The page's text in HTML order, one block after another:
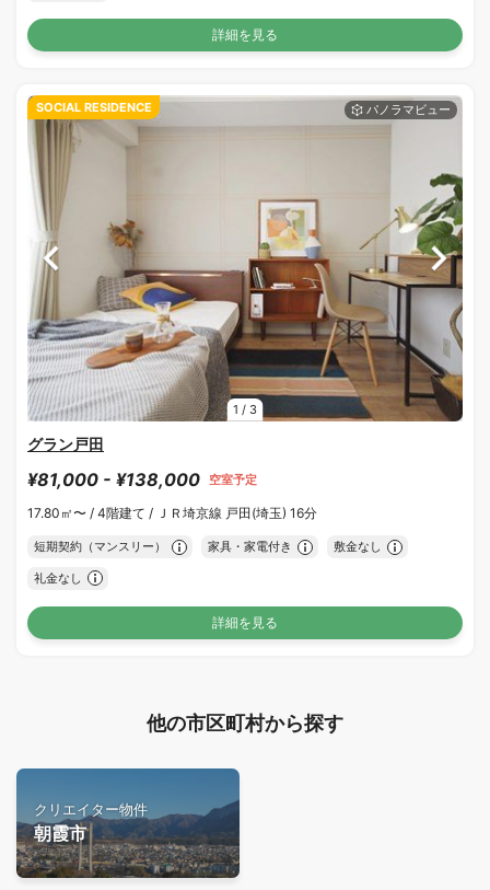
詳細を見る
1 / 3
SOCIAL RESIDENCE
グラン戸田
¥81,000 - ¥138,000 空室予定
17.80㎡〜 / 4階建て / ＪＲ埼京線 戸田(埼玉) 16分
短期契約（マンスリー） 家具・家電付き 敷金なし
礼金なし
詳細を見る
他の市区町村から探す
クリエイター物件
朝霞市